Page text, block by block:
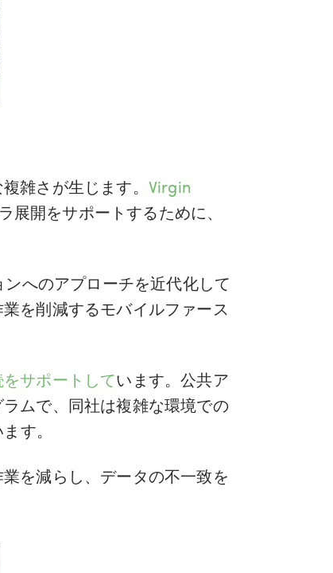
雑さが生じます。 Virgin
開をサポートするために、
へのアプローチを近代化して
を削減するモバイルファース
サポートしています。公共ア
ムで、同社は複雑な環境での
す。
を減らし、データの不一致を